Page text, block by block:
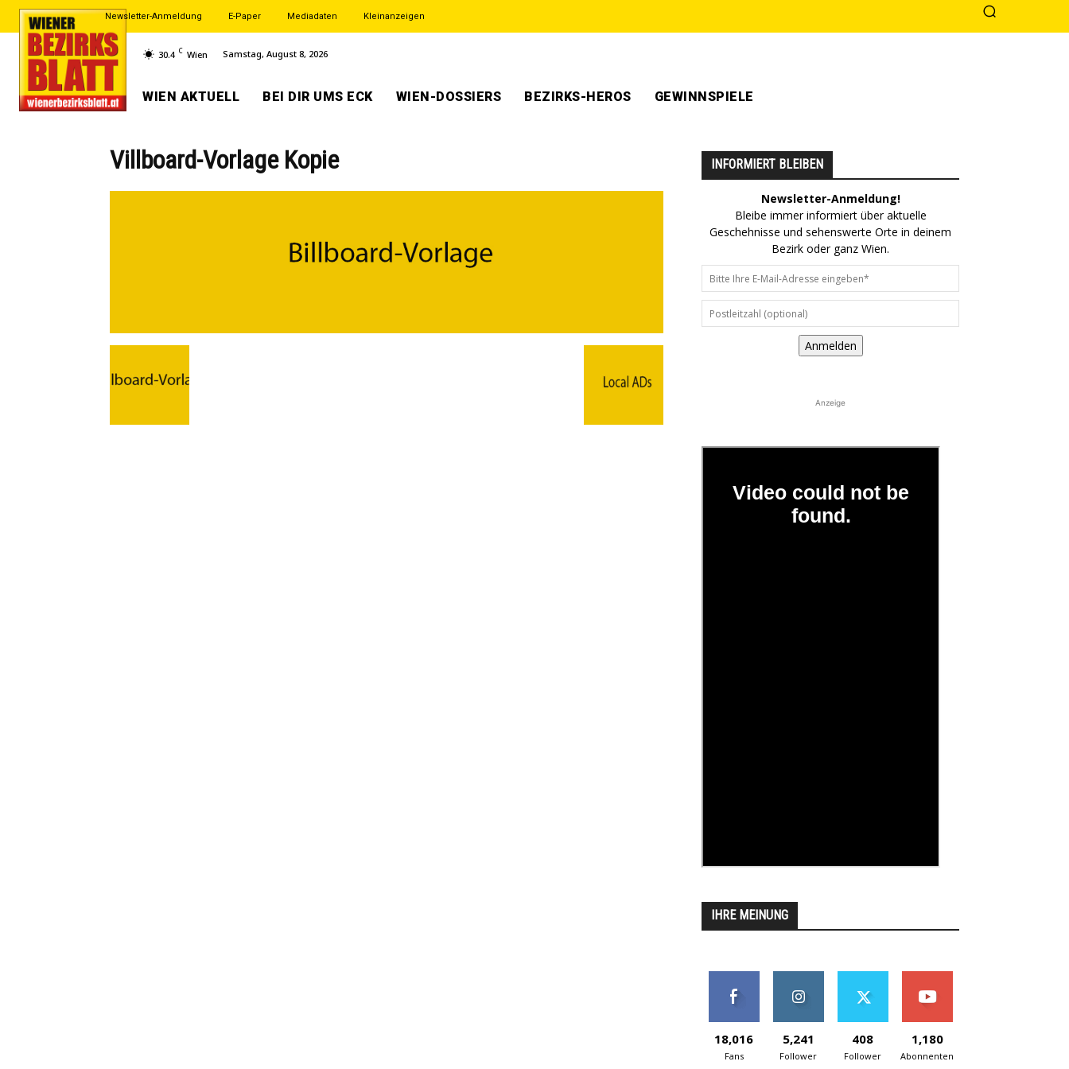
Newsletter-Anmeldung E-Paper Mediadaten Kleinanzeigen
30.4 C Wien Samstag, August 8, 2026
WIEN AKTUELL BEI DIR UMS ECK WIEN-DOSSIERS BEZIRKS-HEROS GEWINNSPIELE
Villboard-Vorlage Kopie INFORMIERT BLEIBEN
Newsletter-Anmeldung!
Bleibe immer informiert über aktuelle
Geschehnisse und sehenswerte Orte in deinem
Bezirk oder ganz Wien.
Anmelden
Anzeige
IHRE MEINUNG
18,016
Fans
5,241
Follower
408
Follower
1,180
Abonnenten